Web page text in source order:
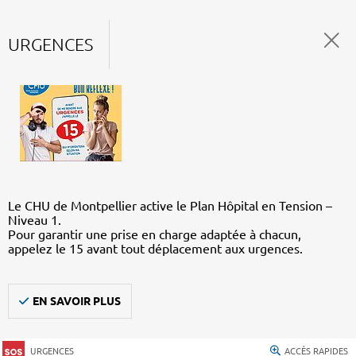
URGENCES
Le CHU de Montpellier active le Plan Hôpital en Tension –
Niveau 1.
Pour garantir une prise en charge adaptée à chacun,
appelez le 15 avant tout déplacement aux urgences.
EN SAVOIR PLUS
URGENCES ACCÈS RAPIDES